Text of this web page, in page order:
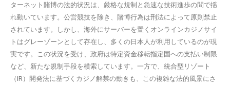
ターネット賭博の法的状況は、厳格な規制と急速な技術進歩の間で揺
れ動いています。公営競技を除き、賭博行為は刑法によって原則禁止
されています。しかし、海外にサーバーを置くオンラインカジノサイ
トはグレーゾーンとして存在し、多くの日本人が利用しているのが現
実です。この状況を受け、政府は特定資金移転指定国への支払い制限
など、新たな規制手段を模索しています。一方で、統合型リゾート
（IR）開発法に基づくカジノ解禁の動きも、この複雑な法的風景にさ